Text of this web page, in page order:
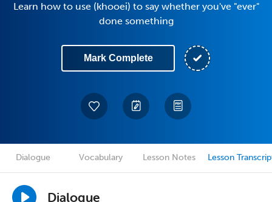
Learn how to use (khooei) to say whether you've "ever"
done something
Mark Complete
Dialogue Vocabulary Lesson Notes Lesson
Dialogue